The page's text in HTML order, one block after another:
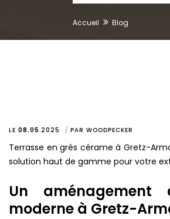
Accueil Blog
LE 08.05 .2025 PAR WOODPECKER
Terrasse en grès cérame à Gretz-
solution haut de gamme pour votre
Un aménagement
moderne à Gretz-